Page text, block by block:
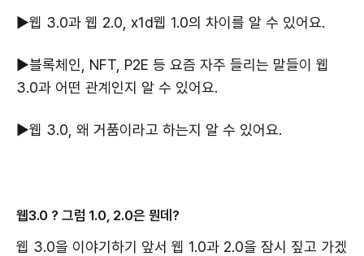
▶웹 3.0과 웹 2.0, x1d웹 1.0의 차이를 알 수 있어요.
▶블록체인, NFT, P2E 등 요즘 자주 들리는 말들이 웹
3.0과 어떤 관계인지 알 수 있어요.
▶웹 3.0, 왜 거품이라고 하는지 알 수 있어요.
웹3.0 ? 그럼 1.0, 2.0은 뭔데?
웹 3.0을 이야기하기 앞서 웹 1.0과 2.0을 잠시 짚고 가겠